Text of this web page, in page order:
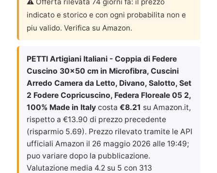
indicato e storico e con ogni probabilita non e
piu valido. Verifica su Amazon.
PETTI Artigiani Italiani - Coppia di Federe
Cuscino 30x50 cm in Microfibra, Cuscini
Arredo Camera da Letto, Divano, Salotto, Set
2 Fodere Copricuscino, Federa Floreale 05 2,
100% Made in Italy costa €8.21 su Amazon.it,
rispetto a €13.90 di prezzo precedente
(risparmio 5.69). Prezzo rilevato tramite le API
ufficiali Amazon il 26 maggio 2026 alle 19:49;
puo variare dopo la pubblicazione.
Valutazione media 4.2 su 5 con 313